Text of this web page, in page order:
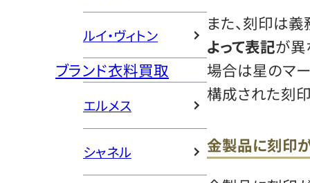
ルイ・ヴィトン
ブランド衣料買取
エルメス
シャネル
また、刻印は
よって表記が異
場合は星のマ
構成された刻
金製品に刻印